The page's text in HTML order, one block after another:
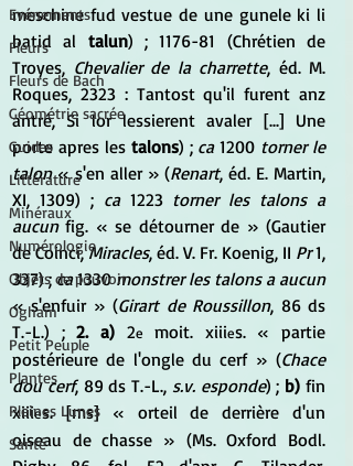
Evénements
Fleurs
Fleurs de Bach
Géométrie sacrée
Guides
Littérature
Minéraux
Numérologie
Objets de pouvoir
Ogham
Petit Peuple
Plantes
Pleines Lunes
Santé
meschine fud vestue de une gunele ki li
batid al talun) ; 1176-81 (Chrétien de
Troyes, Chevalier de la charrette, éd. M.
Roques, 2323 : Tantost qu'il furent anz
antré, Si lor lessierent avaler [...] Une
porte apres les talons) ; ca 1200 torner le
talon « s'en aller » (Renart, éd. E. Martin,
XI, 1309) ; ca 1223 torner les talons a
aucun fig. « se détourner de » (Gautier
de Coinci, Miracles, éd. V. Fr. Koenig, II Pr 1,
337) ; ca 1330 monstrer les talons a aucun
« s'enfuir » (Girart de Roussillon, 86 ds
T.-L.) ; 2. a) 2e moit. xiiies. « partie
postérieure de l'ongle du cerf » (Chace
dou cerf, 89 ds T.-L., s.v. esponde) ; b) fin
xiiies. [ms] « orteil de derrière d'un
oiseau de chasse » (Ms. Oxford Bodl.